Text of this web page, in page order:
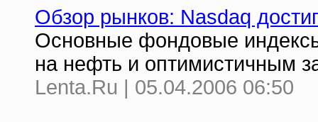
Обзор рынков: Nasdaq
Основные фондовые
на нефть и оптимистичным
Lenta.Ru | 05.04.2006 06:50